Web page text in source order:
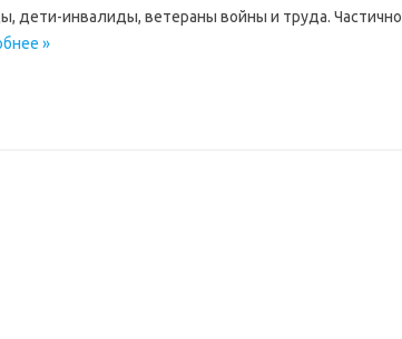
дети-инвалиды, ветераны войны и труда. Частично
»